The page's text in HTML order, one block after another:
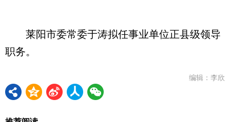
莱阳市委常委于涛拟任事业单位正县级领导
职务。
编辑：李欣